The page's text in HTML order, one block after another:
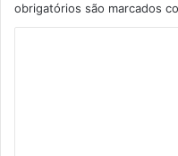
obrigatórios são marcados